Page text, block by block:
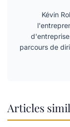
Kévin
parcours de
Articles